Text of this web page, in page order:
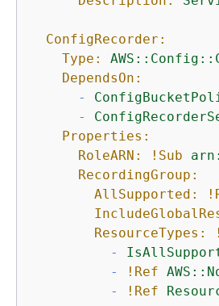
ConfigRecorder:
Type:
DependsOn:
-
-
Properties:
RoleARN:
!Sub
RecordingGroup:
AllSupported:
ResourceTypes:
-
-
!Ref
-
!Ref